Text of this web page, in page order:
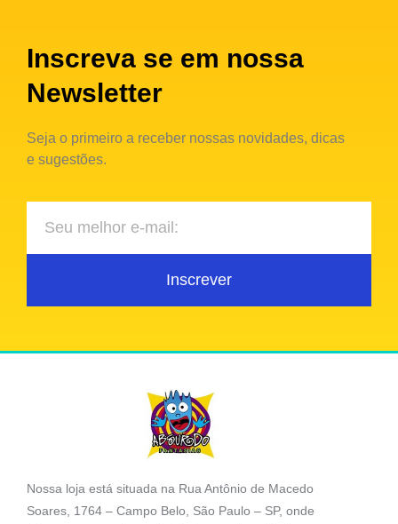
Inscreva se em nossa
Newsletter
Seja o primeiro a receber nossas novidades, dicas
e sugestões.
Inscrever
Nossa loja está situada na Rua Antônio de Macedo
Soares, 1764 – Campo Belo, São Paulo – SP, onde